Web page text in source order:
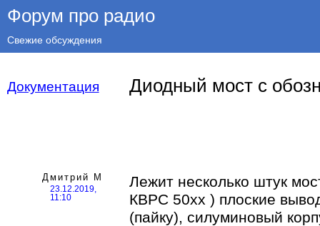
Форум про радио
Свежие обсуждения
Документация Диодный мост с
Дмитрий М
23.12.2019,
11:10
Лежит несколько штук
КВРС 50хх ) плоские
(пайку), силуминовый